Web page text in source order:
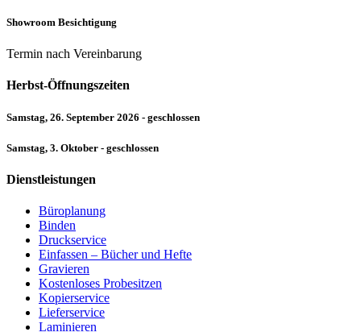
Showroom Besichtigung
Termin nach Vereinbarung
Herbst-Öffnungszeiten
Samstag, 26. September 2026 - geschlossen
Samstag, 3. Oktober - geschlossen
Dienstleistungen
Büroplanung
Binden
Druckservice
Einfassen – Bücher und Hefte
Gravieren
Kostenloses Probesitzen
Kopierservice
Lieferservice
Laminieren